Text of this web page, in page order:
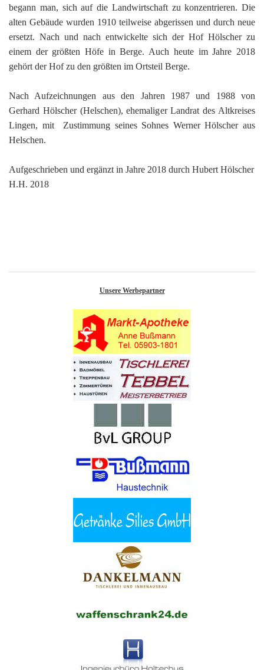
begann man, sich auf die Landwirtschaft zu konzentrieren. Die
alten Gebäude wurden 1910 teilweise abgerissen und durch neue
ersetzt. Nach und nach entwickelte sich der Hof Hölscher zu
einem der größten Höfe in Berge. Auch heute im Jahre 2018
gehört der Hof zu den größten im Ortsteil Berge.
Nach Aufzeichnungen aus den Jahren 1987 und 1988 von
Gerhard Hölscher (Helschen), ehemaliger Landrat des Altkreises
Lingen, mit Zustimmung seines Sohnes Werner Hölscher aus
Helschen.
Aufgeschrieben und ergänzt in Jahre 2018 durch Hubert Hölscher
H.H. 2018
Unsere Werbepartner